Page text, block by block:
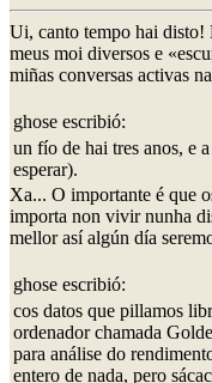
Ui, canto tempo hai disto!
meus moi diversos e
miñas conversas activas
ghose escribió:
un fío de hai tres anos, e
esperar).
Xa... O importante é que
importa non vivir nunha
mellor así algún día
ghose escribió:
cos datos que pillamos
ordenador chamada
para análise do
entero de nada, pero